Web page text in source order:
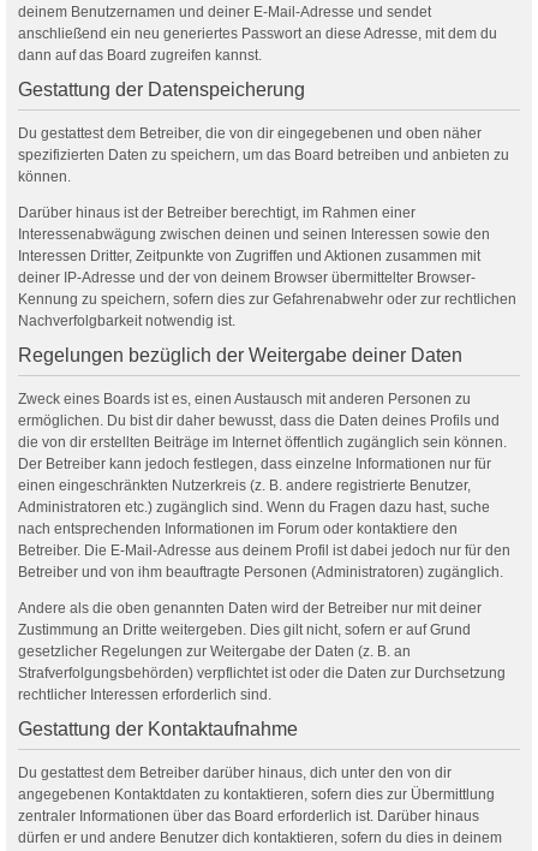
deinem Benutzernamen und deiner E-Mail-Adresse und sendet
anschließend ein neu generiertes Passwort an diese Adresse, mit dem du
dann auf das Board zugreifen kannst.
Gestattung der Datenspeicherung
Du gestattest dem Betreiber, die von dir eingegebenen und oben näher
spezifizierten Daten zu speichern, um das Board betreiben und anbieten zu
können.
Darüber hinaus ist der Betreiber berechtigt, im Rahmen einer
Interessenabwägung zwischen deinen und seinen Interessen sowie den
Interessen Dritter, Zeitpunkte von Zugriffen und Aktionen zusammen mit
deiner IP-Adresse und der von deinem Browser übermittelter Browser-
Kennung zu speichern, sofern dies zur Gefahrenabwehr oder zur rechtlichen
Nachverfolgbarkeit notwendig ist.
Regelungen bezüglich der Weitergabe deiner Daten
Zweck eines Boards ist es, einen Austausch mit anderen Personen zu
ermöglichen. Du bist dir daher bewusst, dass die Daten deines Profils und
die von dir erstellten Beiträge im Internet öffentlich zugänglich sein können.
Der Betreiber kann jedoch festlegen, dass einzelne Informationen nur für
einen eingeschränkten Nutzerkreis (z. B. andere registrierte Benutzer,
Administratoren etc.) zugänglich sind. Wenn du Fragen dazu hast, suche
nach entsprechenden Informationen im Forum oder kontaktiere den
Betreiber. Die E-Mail-Adresse aus deinem Profil ist dabei jedoch nur für den
Betreiber und von ihm beauftragte Personen (Administratoren) zugänglich.
Andere als die oben genannten Daten wird der Betreiber nur mit deiner
Zustimmung an Dritte weitergeben. Dies gilt nicht, sofern er auf Grund
gesetzlicher Regelungen zur Weitergabe der Daten (z. B. an
Strafverfolgungsbehörden) verpflichtet ist oder die Daten zur Durchsetzung
rechtlicher Interessen erforderlich sind.
Gestattung der Kontaktaufnahme
Du gestattest dem Betreiber darüber hinaus, dich unter den von dir
angegebenen Kontaktdaten zu kontaktieren, sofern dies zur Übermittlung
zentraler Informationen über das Board erforderlich ist. Darüber hinaus
dürfen er und andere Benutzer dich kontaktieren, sofern du dies in deinem